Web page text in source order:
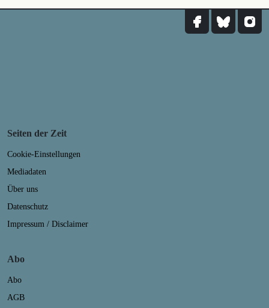
Seiten der Zeit
Cookie-Einstellungen
Mediadaten
Über uns
Datenschutz
Impressum / Disclaimer
Abo
Abo
AGB